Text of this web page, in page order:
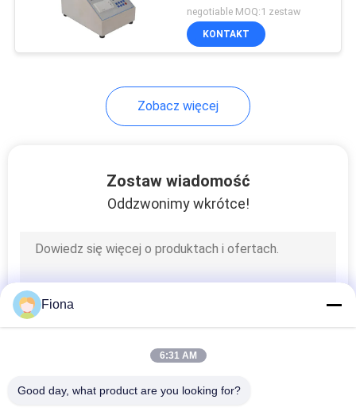
do codziennych tkanek,
tytoniu, produktów z
włókien
negotiable MOQ:1 zestaw
KONTAKT
Zobacz więcej
Zostaw wiadomość
Oddzwonimy wkrótce!
Fiona
6:31 AM
Good day, what product are you looking for?